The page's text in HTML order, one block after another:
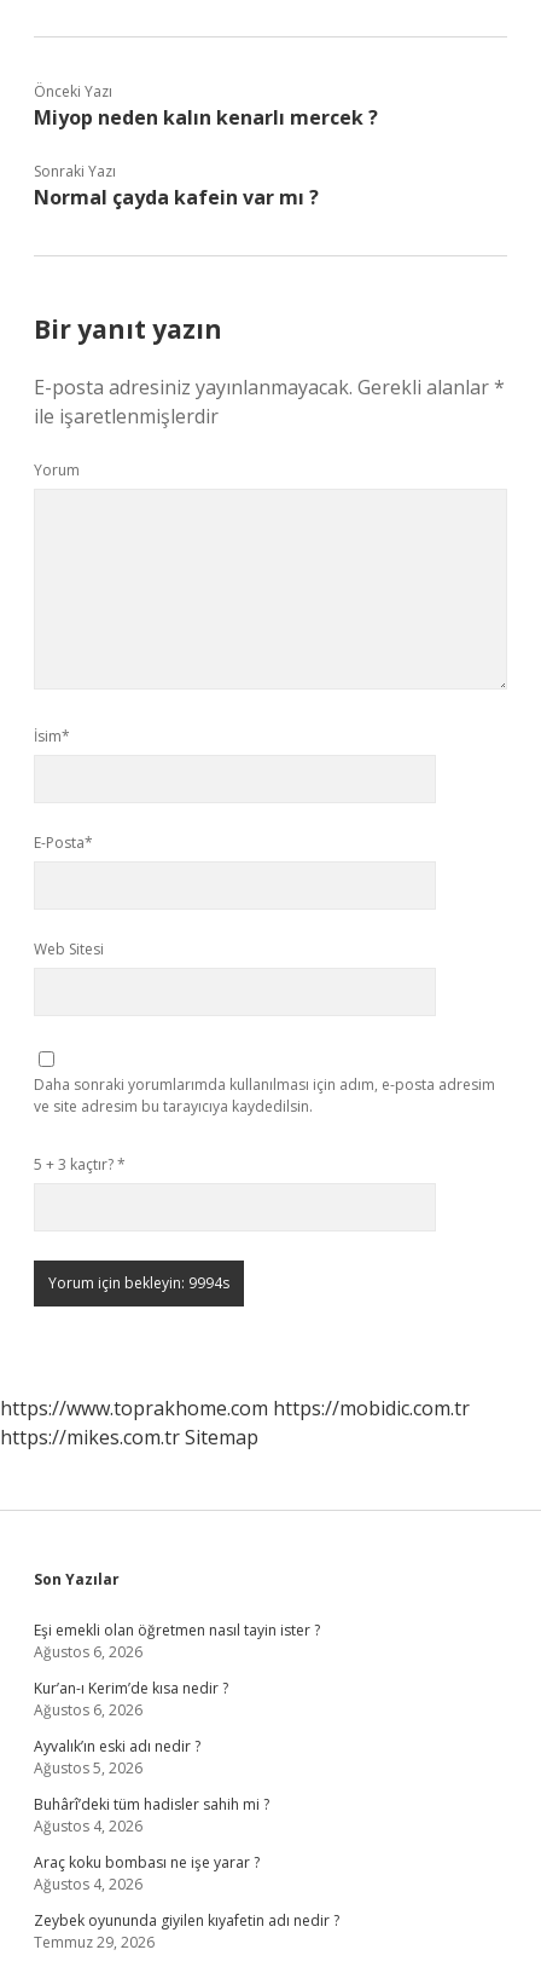
Önceki Yazı
Miyop neden kalın kenarlı mercek ?
Sonraki Yazı
Normal çayda kafein var mı ?
Bir yanıt yazın
E-posta adresiniz yayınlanmayacak. Gerekli alanlar*
ile işaretlenmişlerdir
Yorum
İsim*
E-Posta*
Web Sitesi
Daha sonraki yorumlarımda kullanılması için adım, e-posta adresim
ve site adresim bu tarayıcıya kaydedilsin.
5 + 3 kaçtır?*
https://www.toprakhome.com https://mobidic.com.tr
https://mikes.com.trSitemap
Sidebar
Son Yazılar
Eşi emekli olan öğretmen nasıl tayin ister ?
Ağustos 6, 2026
Kur’an-ı Kerim’de kısa nedir ?
Ağustos 6, 2026
Ayvalık’ın eski adı nedir ?
Ağustos 5, 2026
Buhârî’deki tüm hadisler sahih mi ?
Ağustos 4, 2026
Araç koku bombası ne işe yarar ?
Ağustos 4, 2026
Zeybek oyununda giyilen kıyafetin adı nedir ?
Temmuz 29, 2026